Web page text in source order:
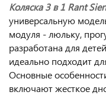
Коляска 3 в 1 Rant
универсальную
модуля - люльку,
разработана для
идеально подходит
Основные
включают жесткое